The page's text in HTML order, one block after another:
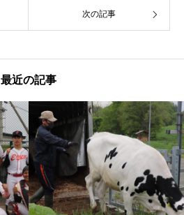
次の記事
最近の記事